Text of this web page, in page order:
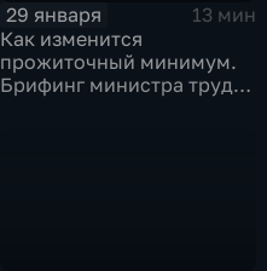
29 января
13 мин
Как изменится
прожиточный минимум.
Брифинг министра труда